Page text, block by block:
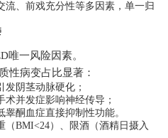
流、前戏充分性等多因素，单一归
唯一风险因素。
性病变占比显著：
阴茎动脉硬化；
并发症影响神经传导；
酮血症直接抑制性功能。
BMI<24）、限酒（酒精日摄入